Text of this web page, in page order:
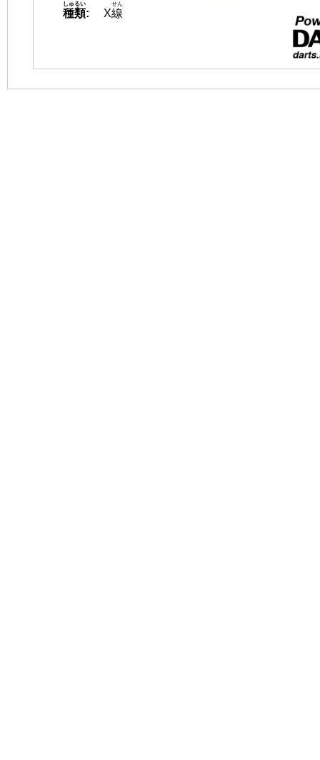
種類
しゅるい
: X線
せん